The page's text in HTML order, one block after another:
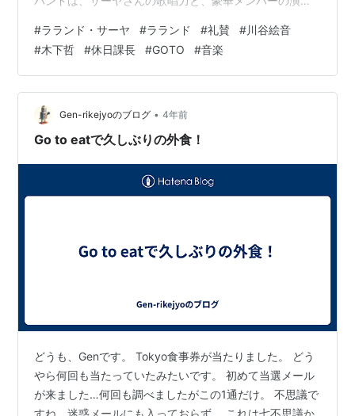
す。
#ラランド・サーヤ #ラランド #礼賛 #川谷絵音
#木下哲 #休日課長 #GOTO #音楽
Gen-rikejyoのブログ • 4年前
Go to eatで久しぶりの外食！
どうも、Genです。 Tokyo食事券が当たりました。 どう
やら何回も当たっていたみたいです。 初めて当選メール
が来ました…何回も調べましたがこの1通だけ。 不思議で
すね。迷惑メールにも入っておらず。 これは七不思議か